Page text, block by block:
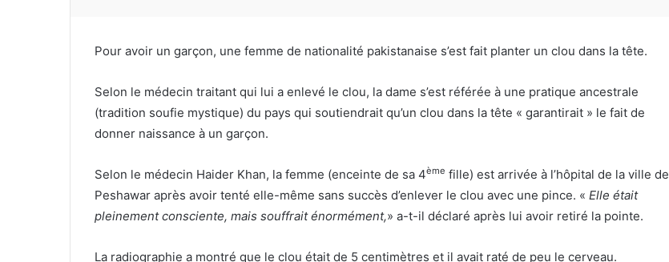
Pour avoir un garçon, une femme de nationalité pakistanaise s’est fait planter un clou dans la tête.
Selon le médecin traitant qui lui a enlevé le clou, la dame s’est référée à une pratique ancestrale
(tradition soufie mystique) du pays qui soutiendrait qu’un clou dans la tête « garantirait » le fait de
donner naissance à un garçon.
Selon le médecin Haider Khan, la femme (enceinte de sa 4ème fille) est arrivée à l’hôpital de la ville de
Peshawar après avoir tenté elle-même sans succès d’enlever le clou avec une pince. « Elle était
pleinement consciente, mais souffrait énormément,» a-t-il déclaré après lui avoir retiré la pointe.
La radiographie a montré que le clou était de 5 centimètres et il avait raté de peu le cerveau.